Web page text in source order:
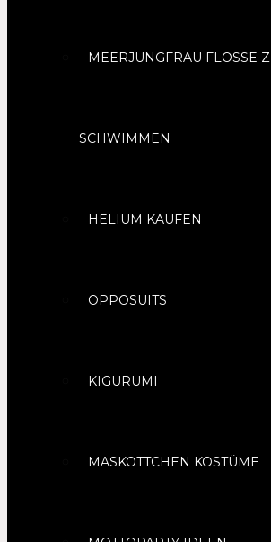
MEERJUNGFRAU FLOSSE
SCHWIMMEN
HELIUM KAUFEN
OPPOSUITS
KIGURUMI
MASKOTTCHEN KOSTÜME